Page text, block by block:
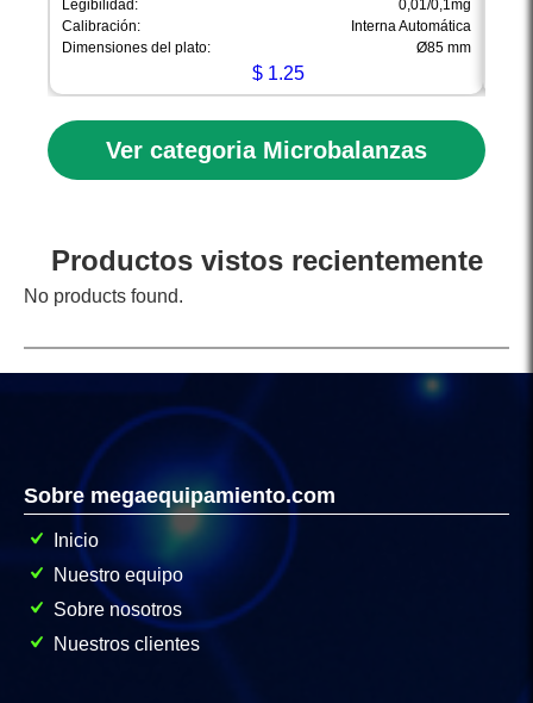
Legibilidad:
0,01/0,1mg
Calibración:
Interna Automática
Dimensiones del plato:
Ø85 mm
$ 1.25
Ver categoria Microbalanzas
Productos vistos recientemente
No products found.
Sobre megaequipamiento.com
Inicio
Nuestro equipo
Sobre nosotros
Nuestros clientes